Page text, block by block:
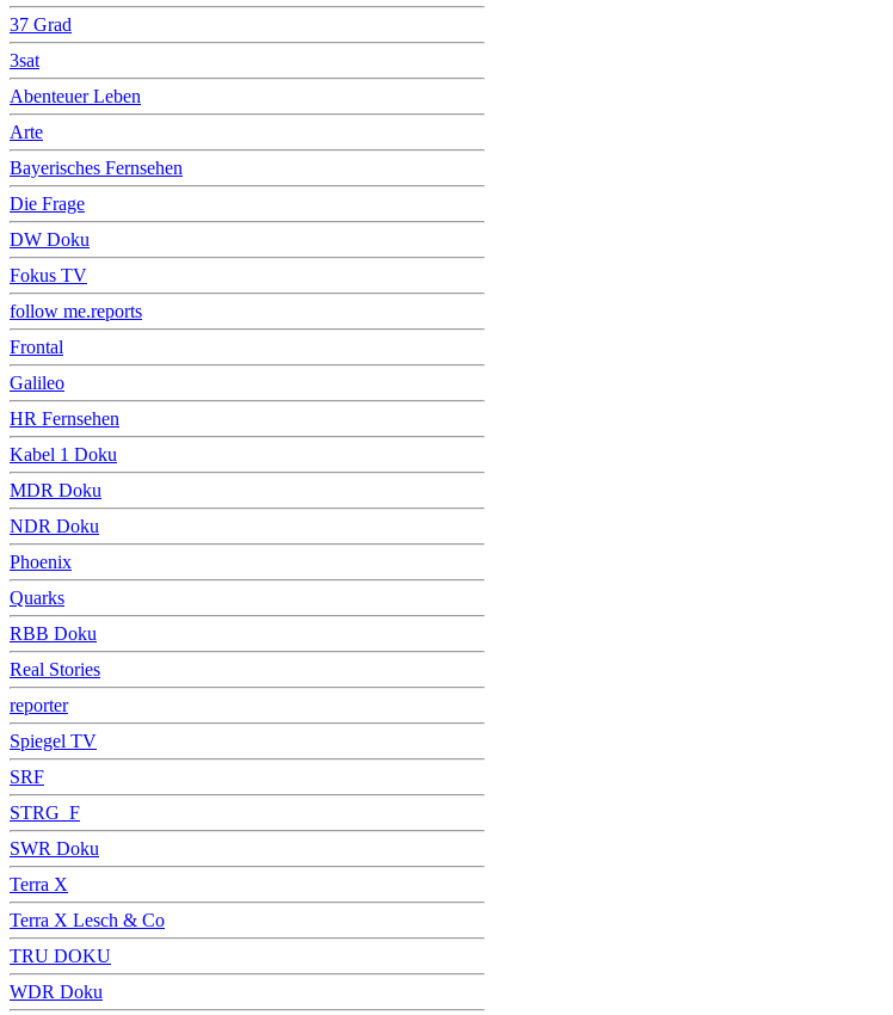
37 Grad
3sat
Abenteuer Leben
Arte
Bayerisches Fernsehen
Die Frage
DW Doku
Fokus TV
follow me.reports
Frontal
Galileo
HR Fernsehen
Kabel 1 Doku
MDR Doku
NDR Doku
Phoenix
Quarks
RBB Doku
Real Stories
reporter
Spiegel TV
SRF
STRG_F
SWR Doku
Terra X
Terra X Lesch & Co
TRU DOKU
WDR Doku